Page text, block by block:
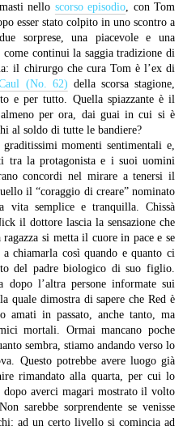
nello scorso episodio, con Tom
esser stato colpito in uno scontro a
sorprese, una piacevole e una
come continui la saggia tradizione di
il chirurgo che cura Tom è l’ex di
(No. 62) della scorsa stagione,
e per tutto. Quella spiazzante è il
per ora, dai guai in cui si è
al soldo di tutte le bandiere?
momenti sentimentali e,
tra la protagonista e i suoi uomini
concordi nel mirare a tenersi il
il “coraggio di creare” nominato
vita semplice e tranquilla. Chissà
il dottore lascia la sensazione che
si metta il cuore in pace e se
chiamarla così quando e quanto ci
del padre biologico di suo figlio.
dopo l’altra persone informate sui
quale dimostra di sapere che Red è
amati in passato, anche tanto, ma
mortali. Ormai mancano poche
sembra, stiamo andando verso lo
Questo potrebbe avere luogo già
rimandato alla quarta, per cui lo
dopo averci magari mostrato il volto
sarebbe sorprendente se venisse
ad un certo livello si comincia ad